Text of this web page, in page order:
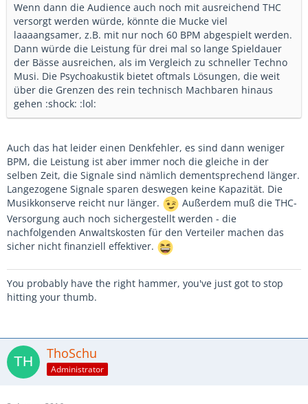
Wenn dann die Audience auch noch mit ausreichend THC
versorgt werden würde, könnte die Mucke viel
laaaangsamer, z.B. mit nur noch 60 BPM abgespielt werden.
Dann würde die Leistung für drei mal so lange Spieldauer
der Bässe ausreichen, als im Vergleich zu schneller Techno
Musi. Die Psychoakustik bietet oftmals Lösungen, die weit
über die Grenzen des rein technisch Machbaren hinaus
gehen :shock: :lol:
Auch das hat leider einen Denkfehler, es sind dann weniger
BPM, die Leistung ist aber immer noch die gleiche in der
selben Zeit, die Signale sind nämlich dementsprechend länger.
Langezogene Signale sparen deswegen keine Kapazität. Die
Musikkonserve reicht nur länger.
Außerdem muß die THC-
Versorgung auch noch sichergestellt werden - die
nachfolgenden Anwaltskosten für den Verteiler machen das
sicher nicht finanziell effektiver.
You probably have the right hammer, you've just got to stop
hitting your thumb.
ThoSchu
Administrator